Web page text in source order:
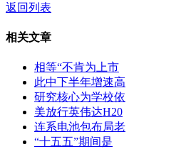
返回列表
相关文章
相等“不肯为上市
此中下半年增速高
研究核心为学校依
美放行英伟达H20
连系电池包布局老
“十五五”期间是